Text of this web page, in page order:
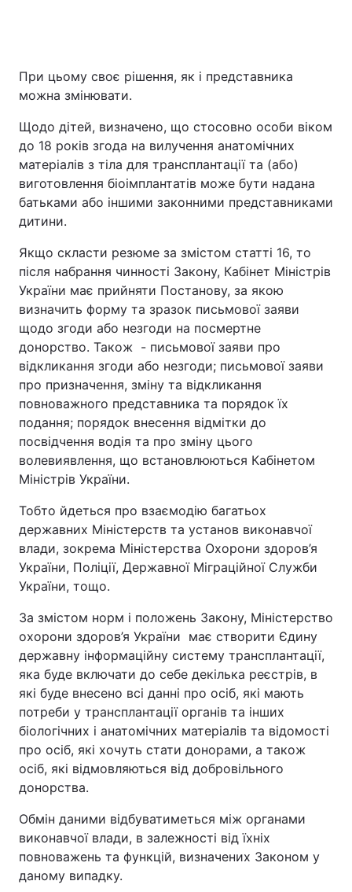
При цьому своє рішення, як і представника
можна змінювати.
Щодо дітей, визначено, що стосовно особи віком
до 18 років згода на вилучення анатомічних
матеріалів з тіла для трансплантації та (або)
виготовлення біоімплантатів може бути надана
батьками або іншими законними представниками
дитини.
Якщо скласти резюме за змістом статті 16, то
після набрання чинності Закону, Кабінет Міністрів
України має прийняти Постанову, за якою
визначить форму та зразок письмової заяви
щодо згоди або незгоди на посмертне
донорство. Також - письмової заяви про
відкликання згоди або незгоди; письмової заяви
про призначення, зміну та відкликання
повноважного представника та порядок їх
подання; порядок внесення відмітки до
посвідчення водія та про зміну цього
волевиявлення, що встановлюються Кабінетом
Міністрів України.
Тобто йдеться про взаємодію багатьох
державних Міністерств та установ виконавчої
влади, зокрема Міністерства Охорони здоров’я
України, Поліції, Державної Міграційної Служби
України, тощо.
За змістом норм і положень Закону, Міністерство
охорони здоров’я України має створити Єдину
державну інформаційну систему трансплантації,
яка буде включати до себе декілька реєстрів, в
які буде внесено всі данні про осіб, які мають
потреби у трансплантації органів та інших
біологічних і анатомічних матеріалів та відомості
про осіб, які хочуть стати донорами, а також
осіб, які відмовляються від добровільного
донорства.
Обмін даними відбуватиметься між органами
виконавчої влади, в залежності від їхніх
повноважень та функцій, визначених Законом у
даному випадку.